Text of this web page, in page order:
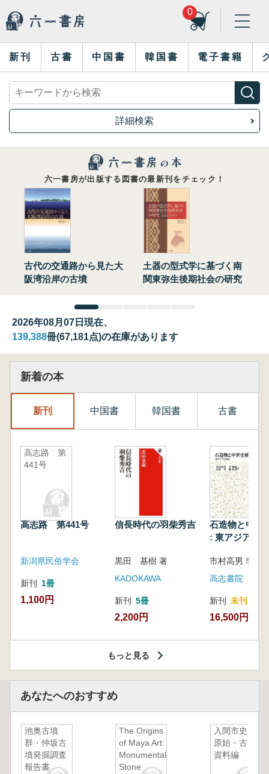
0
新刊 古書 中国書 韓国書 電子書籍
詳細検索
六一書房が出版する図書の最新刊をチェック！
古代の交通路から見た大
阪湾沿岸の古墳
土器の型式学に基づく南
関東弥生後期社会の研究
2026年08月07日現在、
139,388冊(67,181点)の在庫があります
新着の本
新刊 中国書 韓国書 古書
高志路 第
441号
高志路 第441号
新潟県民俗学会
新刊 1冊
1,100円
信長時代の羽柴秀吉
黒田 基樹 著
KADOKAWA
新刊 5冊
2,200円
石造物と中世
: 東アジアと
高志書院
新刊 未刊
16,500円
もっと見る
あなたへのおすすめ
池奥古墳
群・仲坂古
墳発掘調査
報告書
The Origins
of Maya Art:
Monumental
Stone
入間市史
原始・古代
資料編